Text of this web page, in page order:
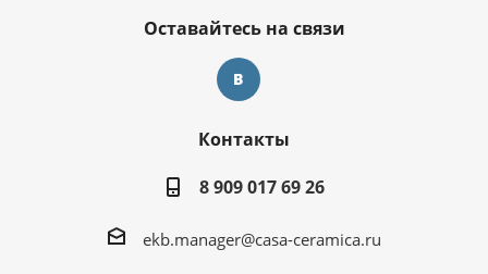
Оставайтесь на связи
Контакты
8 909 017 69 26
ekb.manager@casa-ceramica.ru